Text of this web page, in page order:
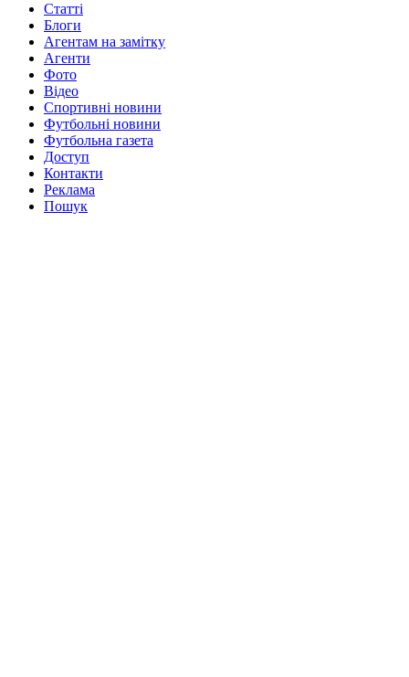
Статті
Блоги
Агентам на замітку
Агенти
Фото
Відео
Спортивні новини
Футбольні новини
Футбольна газета
Доступ
Контакти
Реклама
Пошук